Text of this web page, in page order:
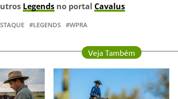
Legends no portal Cavalus
LEGENDS WPRA
Veja Também